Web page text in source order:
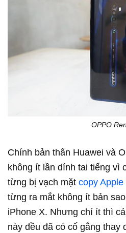
OPPO
Chính bản thân Huawei và
không ít lần dính tai tiếng vì
từng bị vạch mặt copy
từng ra mắt không ít bản
iPhone X. Nhưng chí ít thì
này đều đã có cố gắng thay